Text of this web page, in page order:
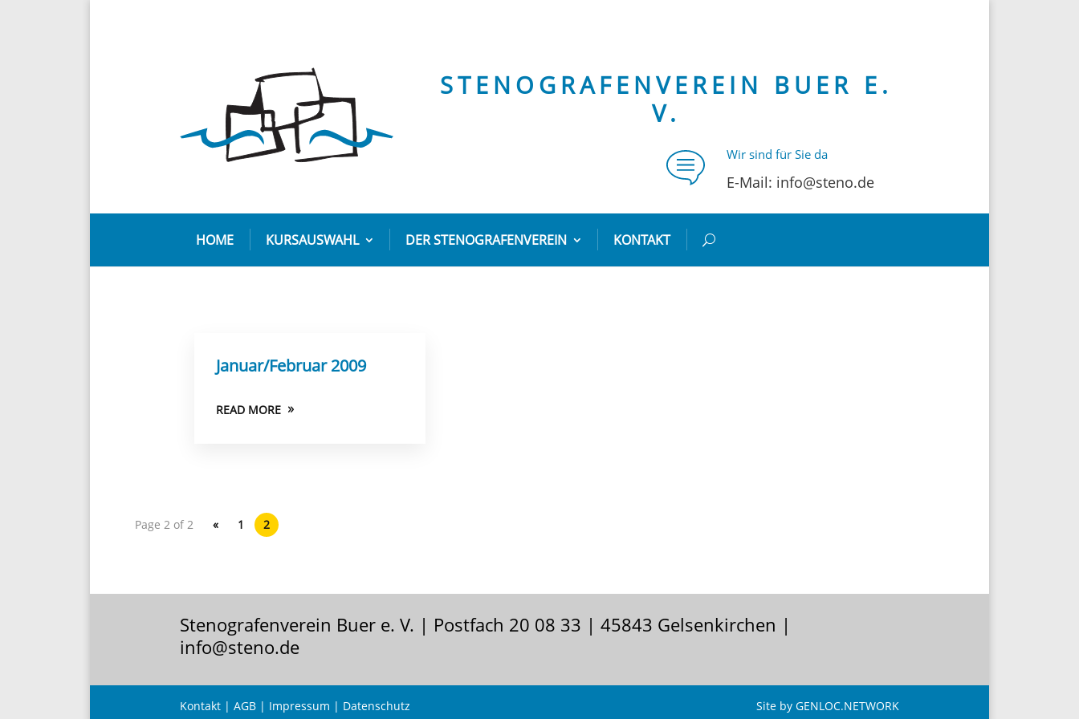
STENOGRAFENVEREIN BUER E.
V.
Wir sind für Sie da
E-Mail: info@steno.de
HOME KURSAUSWAHL DER STENOGRAFENVEREIN KONTAKT
Januar/Februar 2009
READ MORE
Page 2 of 2 « 1 2
Stenografenverein Buer e. V. | Postfach 20 08 33 | 45843 Gelsenkirchen |
info@steno.de
Kontakt | AGB | Impressum | Datenschutz Site by GENLOC.NETWORK